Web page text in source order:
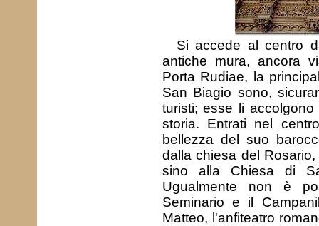
Si accede al centro
antiche mura, ancora
Porta Rudiae, la
San Biagio sono,
turisti; esse li
storia. Entrati nel
bellezza del suo
dalla chiesa del
sino alla Chiesa di
Ugualmente non è
Seminario e il
Matteo, l'anfiteatro